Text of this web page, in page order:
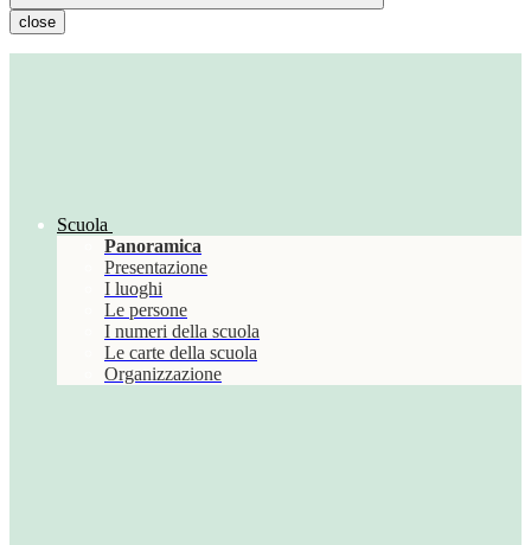
close
Scuola
Panoramica
Presentazione
I luoghi
Le persone
I numeri della scuola
Le carte della scuola
Organizzazione